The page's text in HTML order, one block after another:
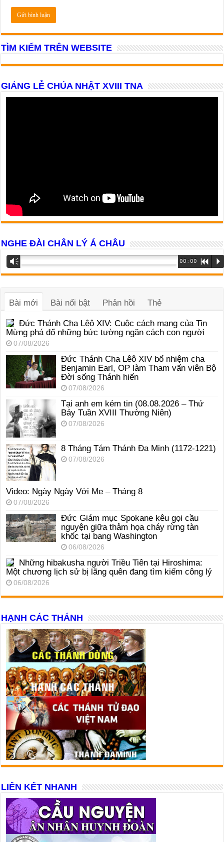
TÌM KIẾM TRÊN WEBSITE
GIẢNG LỄ CHÚA NHẬT XVIII TNA
NGHE ĐÀI CHÂN LÝ Á CHÂU
Trình
phát
âm
Vm 00:00 R P
Bài mới Bài nổi bật Phản hồi Thẻ
Đức Thánh Cha Lêô XIV: Cuộc cách mạng của Tin
Mừng phá đổ những bức tường ngăn cách con người
07/08/2026
Đức Thánh Cha Lêô XIV bổ nhiệm cha
Benjamin Earl, OP làm Tham vấn viên Bộ
Đời sống Thánh hiến
07/08/2026
Tại anh em kém tin (08.08.2026 – Thứ
Bảy Tuần XVIII Thường Niên)
07/08/2026
8 Tháng Tám Thánh Ða Minh (1172-1221)
07/08/2026
Video: Ngày Ngày Với Mẹ – Tháng 8
07/08/2026
Đức Giám mục Spokane kêu gọi cầu
nguyện giữa thảm họa cháy rừng tàn
khốc tại bang Washington
06/08/2026
Những hibakusha người Triều Tiên tại Hiroshima:
Một chương lịch sử bị lãng quên đang tìm kiếm công lý
06/08/2026
HẠNH CÁC THÁNH
LIÊN KẾT NHANH